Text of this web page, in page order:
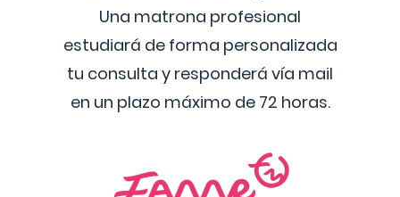
Una matrona profesional
estudiará de forma personalizada
tu consulta y responderá vía mail
en un plazo máximo de 72 horas.